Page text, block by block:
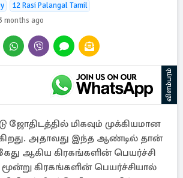
12 Rasi Palangal Tamil
months ago
விளம்பரம்
மிகவும் முக்கியமான
அதாவது இந்த ஆண்டில் தான்
கேது ஆகிய கிரகங்களின் பெயர்ச்சி
மூன்று கிரகங்களின் பெயர்ச்சியால்